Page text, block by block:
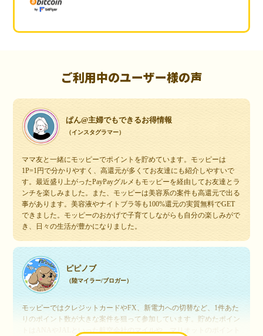
ご利用中のユーザー様の声
ぱん@主婦でもできるお得情報
（インスタグラマー）
ママ友と一緒にモッピーでポイントを貯めています。モッピーは
1P=1円で分かりやすく、高還元が多くてお友達にも紹介しやすいで
す。最近盛り上がったPayPayグルメもモッピーを経由してお友達とラ
ンチを楽しみました。また、モッピーは美容系の案件も高還元で出る
事があります。美容液やナイトブラ等も100%還元の実質無料でGET
できました。モッピーのおかげで子育てしながらも自分の楽しみがで
き、日々の生活が豊かになりました。
ピピノブ
（陸マイラー/ブロガー）
モッピーではクレジットカードやFX、新電力への切替など、1件あた
りのポイント数が大きな案件を狙って参加しています。貯めたポイン